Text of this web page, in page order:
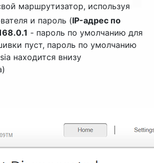
маршрутизатор, используя
и пароль (IP-адрес по
- пароль по умолчанию для
пуст, пароль по умолчанию
находится внизу